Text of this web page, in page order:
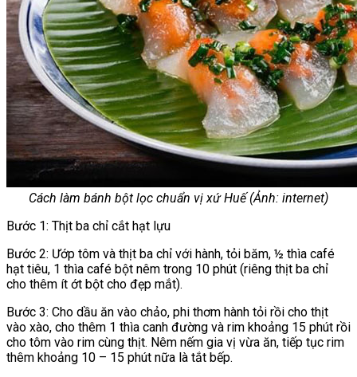
Cách làm bánh bột lọc chuẩn vị xứ Huế (Ảnh: internet)
Bước 1: Thịt ba chỉ cắt hạt lựu
Bước 2: Ướp tôm và thịt ba chỉ với hành, tỏi băm, ½ thìa café
hạt tiêu, 1 thìa café bột nêm trong 10 phút (riêng thịt ba chỉ
cho thêm ít ớt bột cho đẹp mắt).
Bước 3: Cho dầu ăn vào chảo, phi thơm hành tỏi rồi cho thịt
vào xào, cho thêm 1 thìa canh đường và rim khoảng 15 phút rồi
cho tôm vào rim cùng thịt. Nêm nếm gia vị vừa ăn, tiếp tục rim
thêm khoảng 10 – 15 phút nữa là tắt bếp.